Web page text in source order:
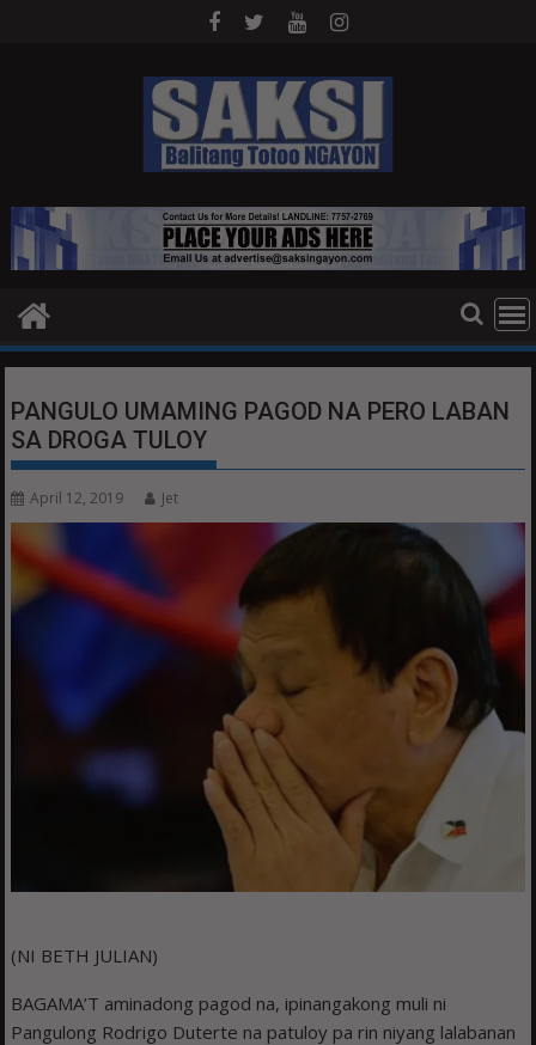
PANGULO UMAMING PAGOD NA PERO LABAN
SA DROGA TULOY
April 12, 2019 Jet
(NI BETH JULIAN)
BAGAMA’T aminadong pagod na, ipinangakong muli ni
Pangulong Rodrigo Duterte na patuloy pa rin niyang lalabanan